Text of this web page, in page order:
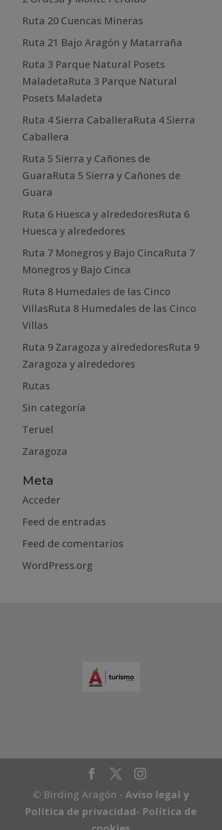
Ruta 20 Cuencas Mineras
Ruta 21 Bajo Aragón y Matarraña
Ruta 3 Parque Natural Posets
MaladetaRuta 3 Parque Natural
Posets Maladeta
Ruta 4 Sierra CaballeraRuta 4 Sierra
Caballera
Ruta 5 Sierra y Cañones de
GuaraRuta 5 Sierra y Cañones de
Guara
Ruta 6 Huesca y alrededoresRuta 6
Huesca y alrededores
Ruta 7 Monegros y Bajo CincaRuta 7
Monegros y Bajo Cinca
Ruta 8 Humedales de las Cinco
VillasRuta 8 Humedales de las Cinco
Villas
Ruta 9 Zaragoza y alrededoresRuta 9
Zaragoza y alrededores
Rutas
Sin categoría
Teruel
Zaragoza
Meta
Acceder
Feed de entradas
Feed de comentarios
WordPress.org
© Birding Aragón -Aviso legal y
Política de privacidad- Política de